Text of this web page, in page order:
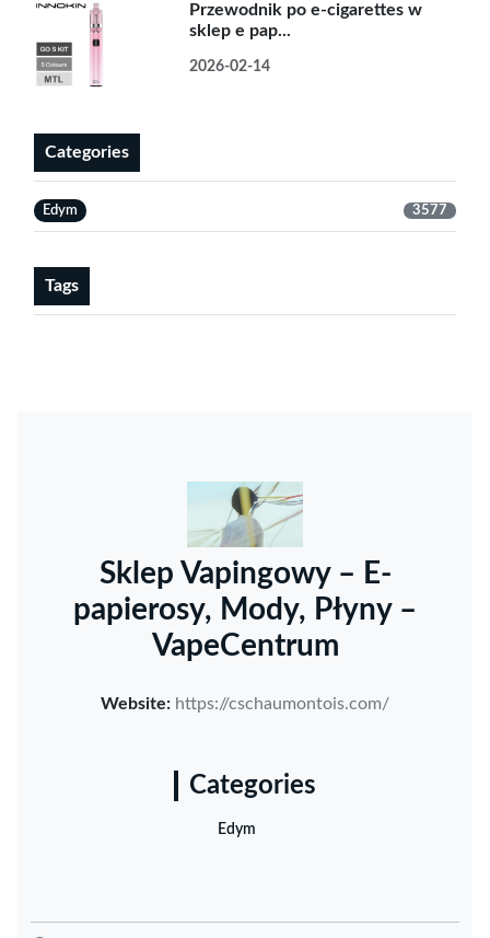
Przewodnik po e-cigarettes w
sklep e pap...
2026-02-14
Categories
Edym 3577
Tags
Sklep Vapingowy – E-
papierosy, Mody, Płyny –
VapeCentrum
Website: https://cschaumontois.com/
Categories
Edym